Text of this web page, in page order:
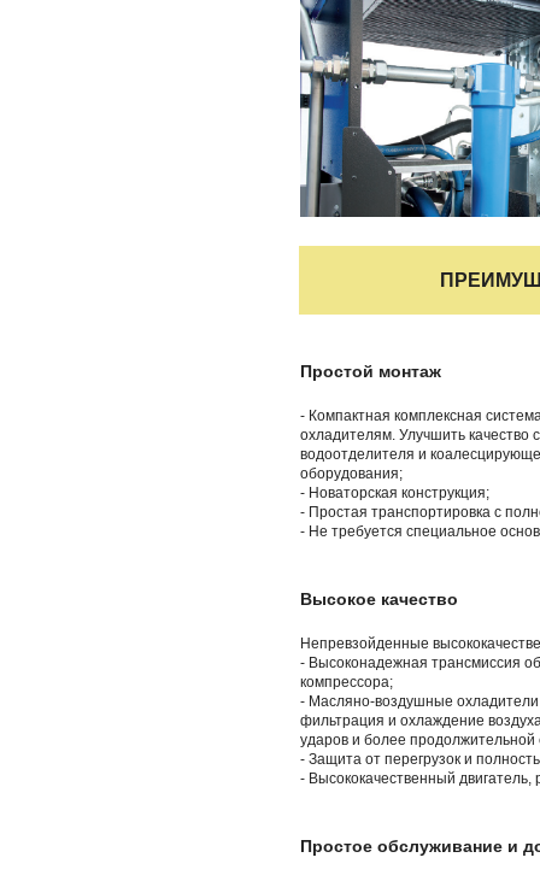
Простой монтаж
- Компактная комплексная
охладителям. Улучшить качество
водоотделителя и
оборудования;
- Новаторская конструкция;
- Простая транспортировка с
- Не требуется специальное
Высокое качество
Непревзойденные
- Высоконадежная трансмиссия
компрессора;
- Масляно-воздушные охладители
фильтрация и охлаждение
ударов и более продолжительной
- Защита от перегрузок и
- Высококачественный
Простое обслуживание и